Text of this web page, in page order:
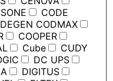
CODE
CODMAX
COOPER
Cube
CUDY
DC UPS
DIGITUS